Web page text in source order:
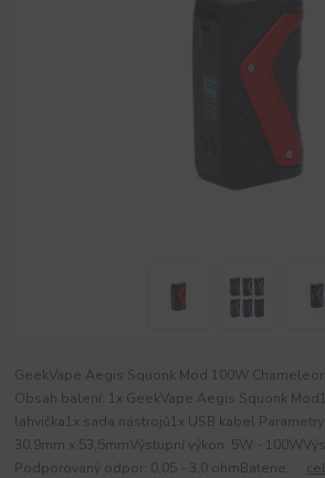
GeekVape Aegis Squonk Mod 100W
Obsah balení: 1x GeekVape Aegis Squonk
lahvička1x sada nástrojů1x USB kabel
30,9mm x 53,5mmVýstupní výkon: 5W -
Podporovaný odpor: 0,05 - 3,0 ohmBaterie: ...